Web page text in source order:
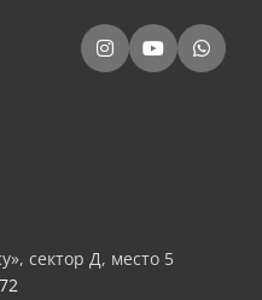
сектор Д, место 5